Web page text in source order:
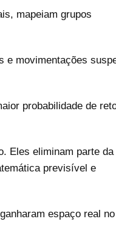
mapeiam grupos
e movimentações
probabilidade de
Eles eliminam parte da
previsível e
espaço real no